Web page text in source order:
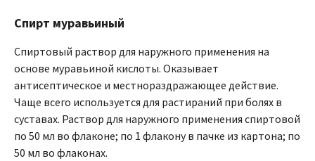
Спирт муравьиный
Спиртовый раствор для наружного применения на
основе муравьиной кислоты. Оказывает
антисептическое и местнораздражающее действие.
Чаще всего используется для растираний при болях в
суставах. Раствор для наружного применения спиртовой
по 50 мл во флаконе; по 1 флакону в пачке из картона; по
50 мл во флаконах.